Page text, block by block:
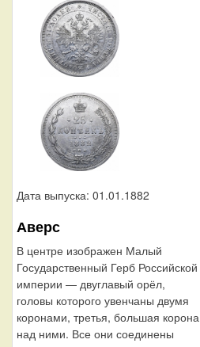
Дата выпуска: 01.01.1882
Аверс
В центре изображен Малый
Государственный Герб Российской
империи — двуглавый орёл,
головы которого увенчаны двумя
коронами, третья, большая корона
над ними. Все они соединены